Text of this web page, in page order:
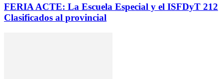
FERIA ACTE: La Escuela Especial y el ISFDyT 212
Clasificados al provincial